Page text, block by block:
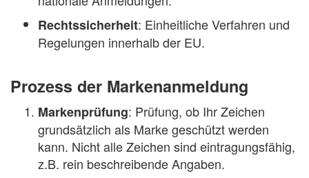
Rechtssicherheit: Einheitliche Verfahren und
Regelungen innerhalb der EU.
Prozess der Markenanmeldung
Markenprüfung: Prüfung, ob Ihr Zeichen
grundsätzlich als Marke geschützt werden
kann. Nicht alle Zeichen sind eintragungsfähig,
z.B. rein beschreibende Angaben.